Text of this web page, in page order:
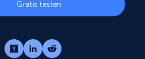
Gratis testen